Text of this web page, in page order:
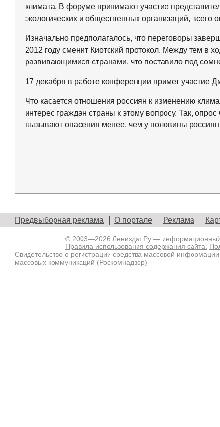
климата. В форуме принимают участие
экологических и общественных организаций, всего
Изначально предполагалось, что переговоры
2012 году сменит Киотский протокол. Между тем в
развивающимися странами, что поставило под
17 декабря в работе конференции примет участие
Что касается отношения россиян к изменению
интерес граждан страны к этому вопросу. Так,
вызывают опасения менее, чем у половины
Предвыборная реклама О портале Реклама
© 2003—2026 Лениздат.Ру — информационный
Правила использования содержания сайта.
Свидетельство о регистрации средства массовой
массовых коммуникаций (Роскомнадзор)